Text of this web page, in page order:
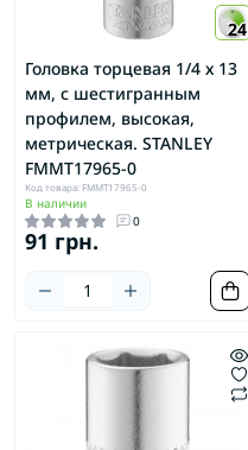
24
Головка торцевая 1/4 х 13
мм, с шестигранным
профилем, высокая,
метрическая. STANLEY
FMMT17965-0
Код товара: FMMT17965-0
В наличии
0
91 грн.